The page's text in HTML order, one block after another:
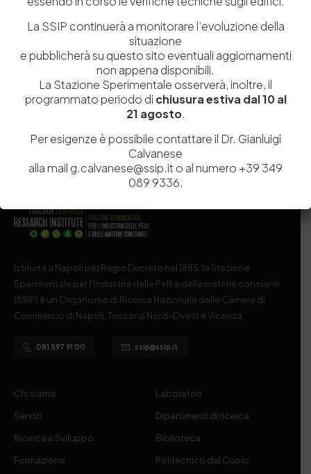
Salva il mio nome, email e sito web in questo browser per la
prossima volta che commento.
Post Comment
Istituita a Napoli per Regio Decreto nel 1885, la Stazione
Sperimentale per l’Industria delle Pelli e delle materie concianti
(SSIP) è un Organismo di Ricerca Nazionale delle Camere di
Commercio di Napoli, Toscana Nord-Ovest e Vicenza.
081 597 91 00 ssip@ssip.it
Chi siamo
Servizi
Ricerca e Sviluppo
Formazione
Laboratori
Dipartimenti di ricerca
Biblioteca
Politecnico del Cuoio
La SSIP continuerà a monitorare l’evoluzione della
situazione
e pubblicherà su questo sito eventuali aggiornamenti
non appena disponibili.
La Stazione Sperimentale osserverà, inoltre, il
programmato periodo di chiusura estiva dal 10 al
21 agosto.
Per esigenze è possibile contattare il Dr. Gianluigi
Calvanese
alla mail g.calvanese@ssip.it o al numero +39 349
089 9336.